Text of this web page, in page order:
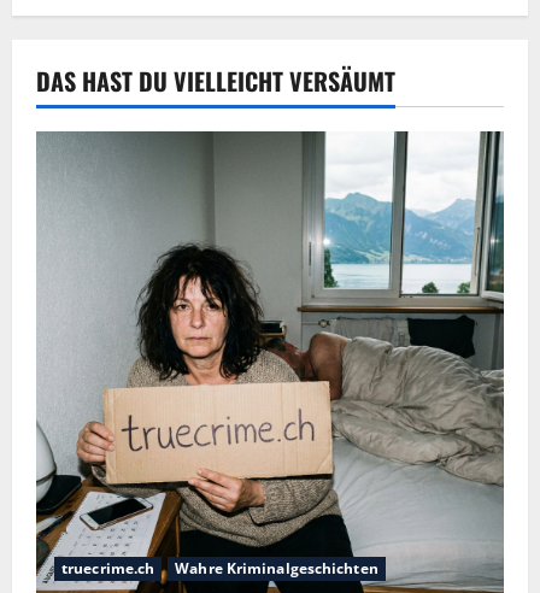
DAS HAST DU VIELLEICHT VERSÄUMT
truecrime.ch Wahre Kriminalgeschichten